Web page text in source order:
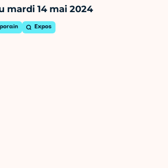
mardi 14 mai 2024
Expos